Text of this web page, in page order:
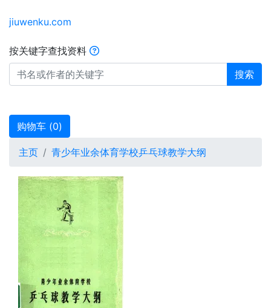
jiuwenku.com
按关键字查找资料
搜索
购物车 (0)
主页 青少年业余体育学校乒乓球教学大纲